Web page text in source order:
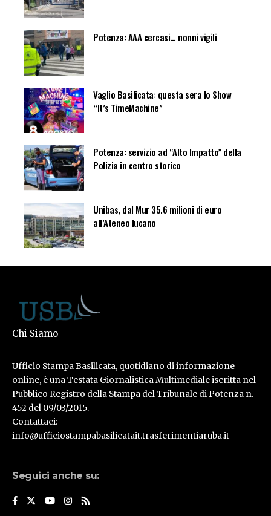
Potenza: AAA cercasi… nonni vigili
Vaglio Basilicata: questa sera lo Show
“It’s TimeMachine”
Potenza: servizio ad “Alto Impatto” della
Polizia in centro storico
Unibas, dal Mur 35.6 milioni di euro
all’Ateneo lucano
Chi Siamo
Ufficio Stampa Basilicata, quotidiano di informazione
online, è una Testata Giornalistica Multimediale iscritta nel
Pubblico Registro della Stampa del Tribunale di Potenza n.
452 del 09/03/2015.
Contattaci:
info@ufficiostampabasilicatait.trasferimentiaruba.it
Seguici anche su: